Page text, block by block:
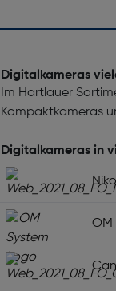
Digitalkameras
Im Hartlauer
Kompaktkameras
Digitalkameras in
OM